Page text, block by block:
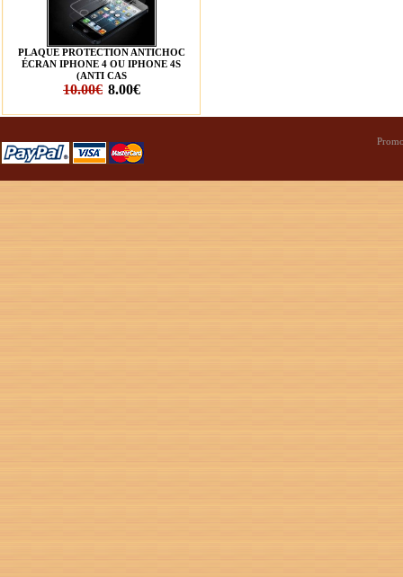
PLAQUE PROTECTION ANTICHOC
ÉCRAN IPHONE 4 OU IPHONE 4S
(ANTI CAS
10.00€ 8.00€